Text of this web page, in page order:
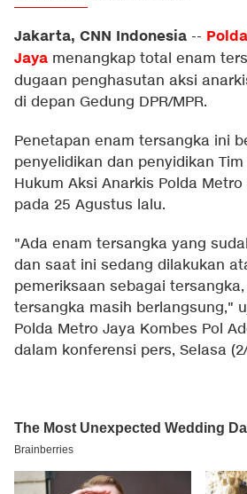
Jakarta, CNN Indonesia --
Jaya menangkap total enam
dugaan penghasutan aksi
di depan Gedung DPR/MPR.
Penetapan enam tersangka ini
penyelidikan dan penyidikan
Hukum Aksi Anarkis Polda
pada 25 Agustus lalu.
"Ada enam tersangka yang
dan saat ini sedang dilakukan
pemeriksaan sebagai
tersangka masih berlangsung,"
Polda Metro Jaya Kombes Pol
dalam konferensi pers, Selasa